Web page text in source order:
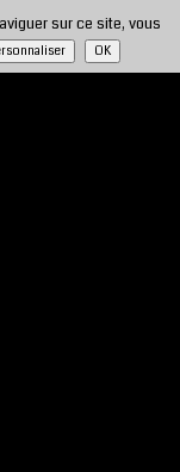
sur ce site, vous
OK